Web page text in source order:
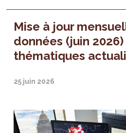
Mise à jour
données (juin 2026)
thématiques
25 juin 2026